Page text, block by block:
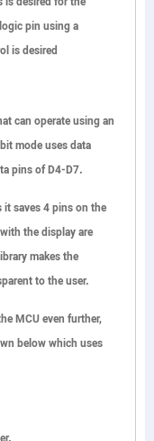
pin using a
is desired
can operate using an
mode uses data
pins ofD4-D7.
saves 4 pins on the
the display are
makes the
to the user.
MCU even further,
below which uses